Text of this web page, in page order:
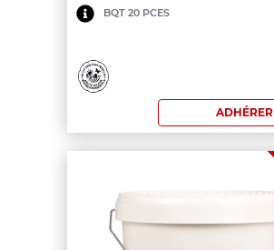
Minimum
commande:
150
BQT 20 PCES
ADHÉRER